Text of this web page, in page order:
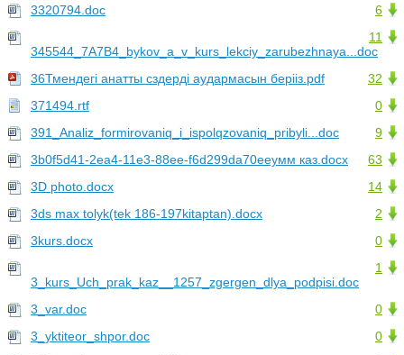
6
3320794.doc
11
345544_7A7B4_bykov_a_v_kurs_lekciy_zarubezhnaya...doc
32
36Тмендегі анатты сздерді аудармасын берііз.pdf
0
371494.rtf
9
391_Analiz_formirovaniq_i_ispolqzovaniq_pribyli...doc
63
3b0f5d41-2ea4-11e3-88ee-f6d299da70eeумм каз.docx
14
3D photo.docx
2
3ds max tolyk(tek 186-197kitaptan).docx
0
3kurs.docx
1
3_kurs_Uch_prak_kaz__1257_zgergen_dlya_podpisi.doc
0
3_var.doc
0
3_yktiteor_shpor.doc